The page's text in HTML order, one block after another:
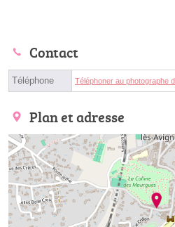
Contact
Téléphone Téléphoner au photographe
Plan et adresse